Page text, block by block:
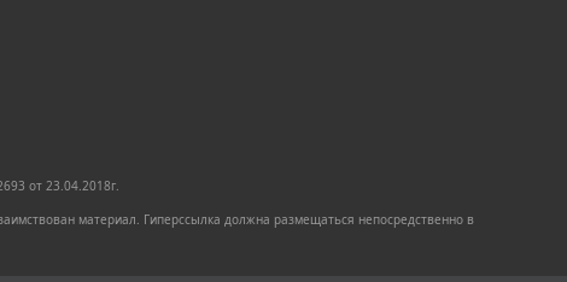
от 23.04.2018г.
материал. Гиперссылка должна размещаться непосредственно в